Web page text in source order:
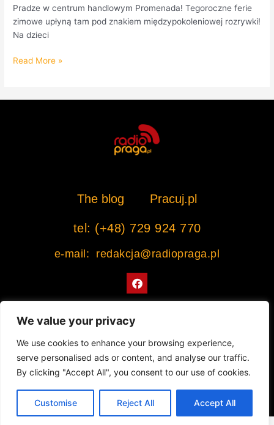
We value your privacy
We use cookies to enhance your browsing experience,
serve personalised ads or content, and analyse our traffic.
By clicking "Accept All", you consent to our use of cookies.
Customise Reject All Accept All
Pradze w centrum handlowym Promenada! Tegoroczne ferie
zimowe upłyną tam pod znakiem międzypokoleniowej rozrywki!
Na dzieci
Read More »
The blog Pracuj.pl
tel: (+48) 729 924 770
e-mail: redakcja@radiopraga.pl
F
a
c
o
k
Współpracujemy z Muzeum Warszawskiej Pragi
© 2022 All rights Reserved. Radiopraga.pl
Projekt strony internetowej: tomasz-kaminski.pl